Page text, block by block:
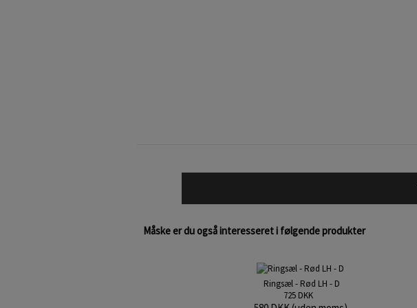
Måske er du også interesseret i følgende produkter
Ringsæl - Rød LH - D
725 DKK